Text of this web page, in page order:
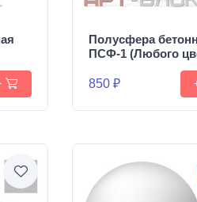
Полусфера
ПСФ-1 (Любого
850 ₽